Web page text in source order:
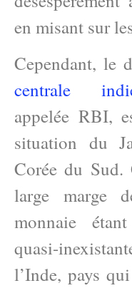
en misant sur
Cependant, le
centrale
appelée RBI,
situation du
Corée du Sud.
large marge
monnaie
quasi-
l’Inde, pays